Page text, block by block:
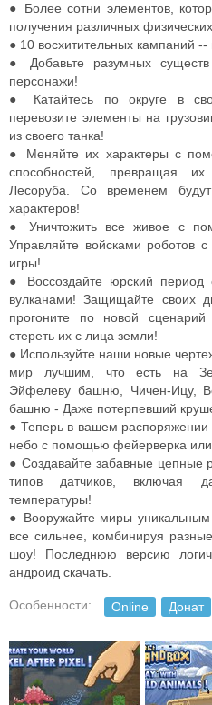
● Более сотни элементов,
получения различных
● 10 восхитительных кампаний
● Добавьте разумных
персонажи!
● Катайтесь по округе в
перевозите элементы на
из своего танка!
● Меняйте их характеры с
способностей, превращая
Лесоруба. Со временем
характеров!
● Уничтожить все живое с
Управляйте войсками роботов
игры!
● Воссоздайте юрский период
вулканами! Защищайте своих
прогоните по новой
стереть их с лица земли!
● Используйте наши новые
мир лучшим, что есть на
Эйфелеву башню, Чичен-Ицу,
башню - Даже потерпевший
● Теперь в вашем распоряжении
небо с помощью фейерверка или
● Создавайте забавные
типов датчиков, включая
температуры!
● Вооружайте миры
все сильнее, комбинируя
шоу! Последнюю версию
андроид скачать.
Особенности: Online Донат